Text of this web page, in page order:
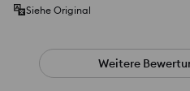
Siehe Original
Weitere